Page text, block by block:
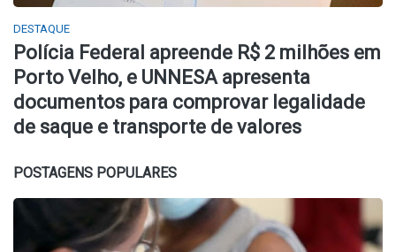
DESTAQUE
Polícia Federal apreende R$ 2 milhões em
Porto Velho, e UNNESA apresenta
documentos para comprovar legalidade
de saque e transporte de valores
POSTAGENS POPULARES